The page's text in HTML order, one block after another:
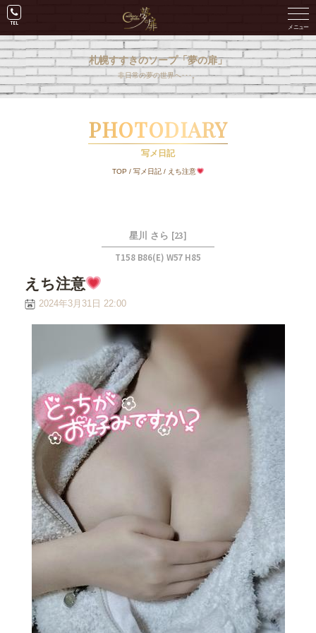
札幌すすきのソープ「夢の扉」
非日常の夢の世界へ･･･。
PHOTODIARY
写メ日記
TOP / 写メ日記/ えち注意
星川 さら [23]
T158 B86(E) W57 H85
えち注意
2024年3月31日 22:00